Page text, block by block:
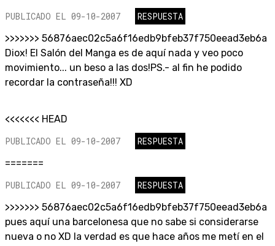
PUBLICADO EL 09-10-2007
RESPUESTA
>>>>>>> 56876aec02c5a6f16edb9bfeb37f750eead3eb6a
Diox! El Salón del Manga es de aquí nada y veo poco
movimiento... un beso a las dos!PS.- al fin he podido
recordar la contraseña!!! XD
<<<<<<< HEAD
PUBLICADO EL 09-10-2007
RESPUESTA
=======
PUBLICADO EL 09-10-2007
RESPUESTA
>>>>>>> 56876aec02c5a6f16edb9bfeb37f750eead3eb6a
pues aquí una barcelonesa que no sabe si considerarse
nueva o no XD la verdad es que hace años me metí en el